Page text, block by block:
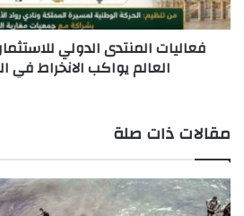
يواكب
الانخراط
فعاليات المنتدى الدولي
العالم يواكب الانخراط في
مقالات ذات صلة